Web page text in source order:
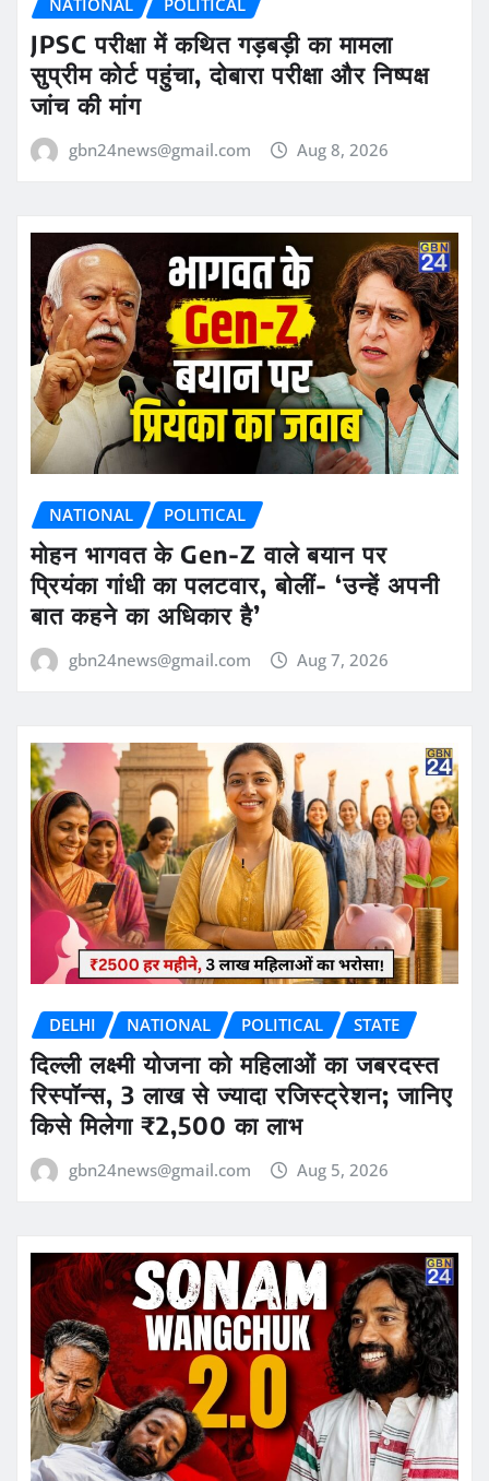
JPSC परीक्षा में कथित गड़बड़ी का मामला
सुप्रीम कोर्ट पहुंचा, दोबारा परीक्षा और निष्पक्ष
जांच की मांग
gbn24news@gmail.com Aug 8, 2026
NATIONAL POLITICAL
मोहन भागवत के Gen-Z वाले बयान पर
प्रियंका गांधी का पलटवार, बोलीं- ‘उन्हें अपनी
बात कहने का अधिकार है’
gbn24news@gmail.com Aug 7, 2026
DELHI NATIONAL POLITICAL STATE
दिल्ली लक्ष्मी योजना को महिलाओं का जबरदस्त
रिस्पॉन्स, 3 लाख से ज्यादा रजिस्ट्रेशन; जानिए
किसे मिलेगा ₹2,500 का लाभ
gbn24news@gmail.com Aug 5, 2026